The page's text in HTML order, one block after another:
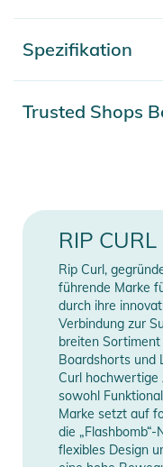
- Zusammensetzung:
- Seitentaschen
- elastischer Bund mit
finden Sie direkt am
Spezifikation
Farbe
Gender
Manufacturer
Information
Trusted Shops
RIP CURL
Rip Curl,
führende Marke
durch ihre
Verbindung zur
breiten
Boardshorts und
Curl hochwertige
sowohl
Marke setzt auf
die
flexibles Design